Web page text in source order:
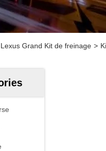
Grand Kit de freinage >